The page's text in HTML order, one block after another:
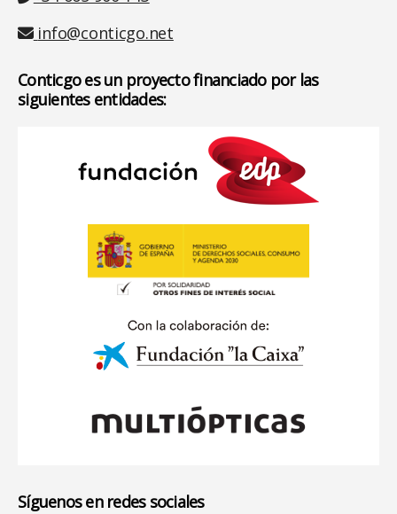
Email
info@conticgo.net
Conticgo es un proyecto financiado por las
siguientes entidades:
Síguenos en redes sociales